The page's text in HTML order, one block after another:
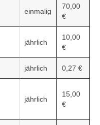
einmalig
70,00
€
jährlich
10,00
€
jährlich 0,27 €
jährlich
15,00
€